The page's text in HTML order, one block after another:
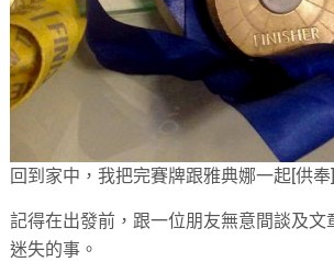
回到家中，我把完賽牌跟雅典娜一起[供奉
記得在出發前，跟一位朋友無意間談及文
迷失的事。